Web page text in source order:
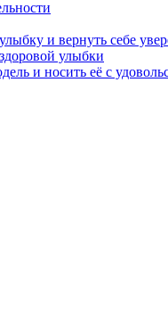
и вернуть себе
улыбки
и носить её с